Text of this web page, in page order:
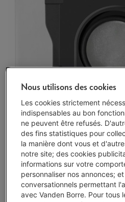
Nous utilisons des cookies
Les cookies strictement
indispensables au bon
ne peuvent être refusés.
des fins statistiques pour
la manière dont vous et
notre site; des cookies
informations sur votre
personnaliser nos annonces;
conversationnels permettant
avec Vanden Borre. Pour tous